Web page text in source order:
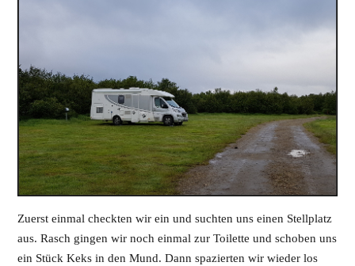
Zuerst einmal checkten wir ein und suchten uns einen Stellplatz
aus. Rasch gingen wir noch einmal zur Toilette und schoben uns
ein Stück Keks in den Mund. Dann spazierten wir wieder los